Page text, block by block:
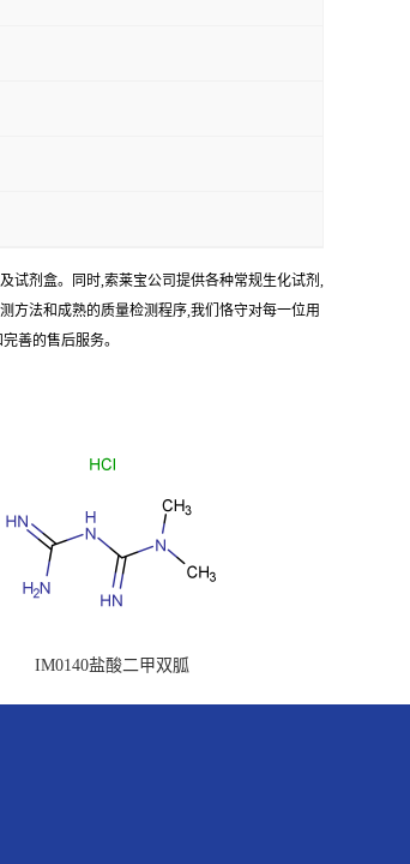
试剂盒。同时,索莱宝公司提供各种常规生化试剂,
方法和成熟的质量检测程序,我们恪守对每一位用
善的售后服务。
IM0140盐酸二甲双胍